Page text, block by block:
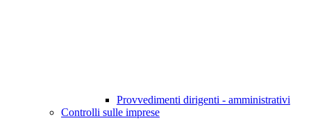
Provvedimenti dirigenti - amministrativi
Controlli sulle imprese